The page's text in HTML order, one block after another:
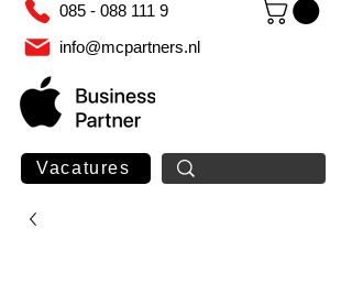
085 - 088 111 9
info@mcpartners.nl
Vacatures